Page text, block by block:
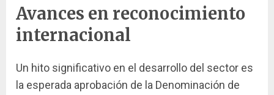
Avances en reconocimiento
internacional
Un hito significativo en el desarrollo del sector es
la esperada aprobación de la Denominación de